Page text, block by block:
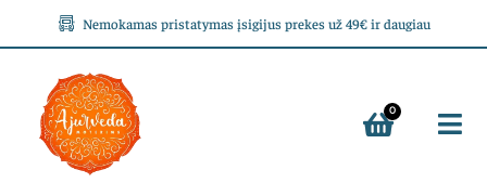
Nemokamas pristatymas įsigijus prekes už 49€ ir daugiau
0